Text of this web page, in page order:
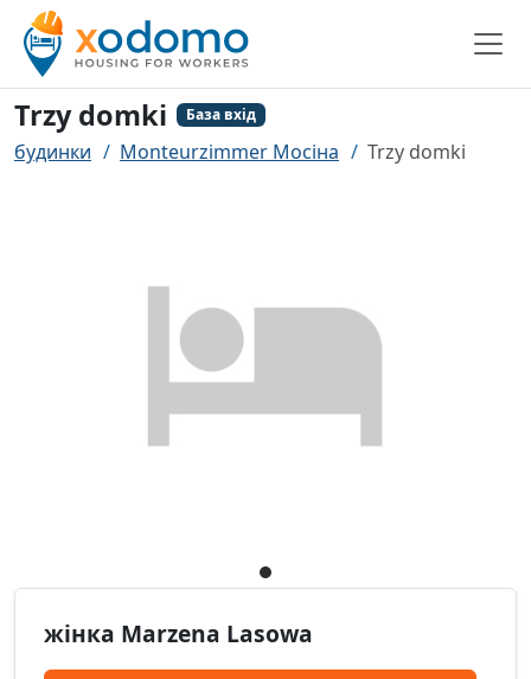
Trzy domki База вхід
будинки Monteurzimmer Мосіна Trzy domki
жінка Marzena Lasowa